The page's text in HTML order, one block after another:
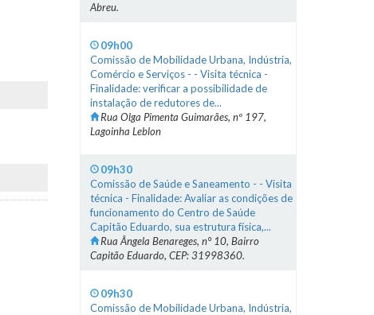
Abreu.
09h00
Comissão de Mobilidade Urbana, Indústria,
Comércio e Serviços - - Visita técnica -
Finalidade: verificar a possibilidade de
instalação de redutores de...
Rua Olga Pimenta Guimarães, nº 197,
Lagoinha Leblon
09h30
Comissão de Saúde e Saneamento - - Visita
técnica - Finalidade: Avaliar as condições de
funcionamento do Centro de Saúde
Capitão Eduardo, sua estrutura física,...
Rua Ângela Benareges, n° 10, Bairro
Capitão Eduardo, CEP: 31998360.
09h30
Comissão de Mobilidade Urbana, Indústria,